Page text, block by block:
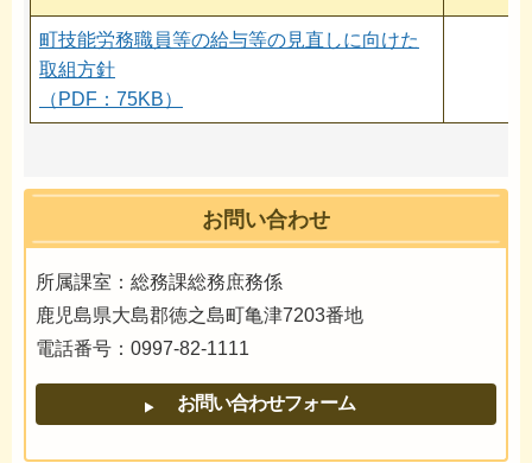
町技能労務職員等の給与等の見直しに向けた
取組方針
（PDF：75KB）
お問い合わせ
所属課室：総務課総務庶務係
鹿児島県大島郡徳之島町亀津7203番地
電話番号：0997-82-1111